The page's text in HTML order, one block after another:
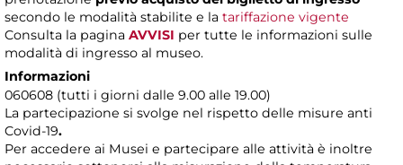
secondo le modalità stabilite e la tariffazione vigente
Consulta la pagina AVVISI per tutte le informazioni sulle
modalità di ingresso al museo.
Informazioni
060608 (tutti i giorni dalle 9.00 alle 19.00)
La partecipazione si svolge nel rispetto delle misure anti
Covid-19.
Per accedere ai Musei e partecipare alle attività è inoltre